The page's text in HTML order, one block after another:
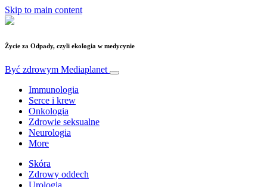
Skip to main content
Życie za Odpady, czyli ekologia w medycynie
Być zdrowym Mediaplanet
Immunologia
Serce i krew
Onkologia
Zdrowie seksualne
Neurologia
More
Skóra
Zdrowy oddech
Urologia